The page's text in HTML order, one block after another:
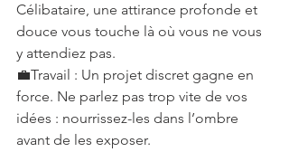
Célibataire, une attirance profonde et
douce vous touche là où vous ne vous
y attendiez pas.
💼Travail : Un projet discret gagne en
force. Ne parlez pas trop vite de vos
idées : nourrissez-les dans l’ombre
avant de les exposer.